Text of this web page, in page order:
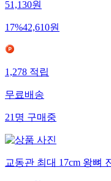
51,130원
17%42,610원
1,278적립
무료배송
21명구매중
교동관 최대 17cm 왕뼈